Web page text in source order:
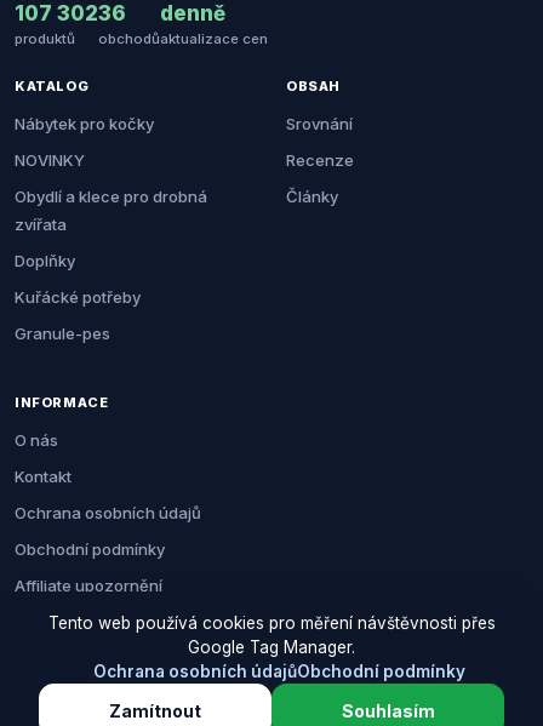
107 302
produktů
36
obchodů
denně
aktualizace cen
KATALOG
Nábytek pro kočky
NOVINKY
Obydlí a klece pro drobná
zvířata
Doplňky
Kuřácké potřeby
Granule-pes
OBSAH
Srovnání
Recenze
Články
INFORMACE
O nás
Kontakt
Ochrana osobních údajů
Obchodní podmínky
Affiliate upozornění
© 2026 Zemezvirat.cz. Všechna práva vyhrazena.
Za nákup přes naše odkazy můžeme získat provizi. Cenu pro vás to
Tento web používá cookies pro měření návštěvnosti přes
Google Tag Manager.
Ochrana osobních údajůObchodní podmínky
Zamítnout Souhlasím